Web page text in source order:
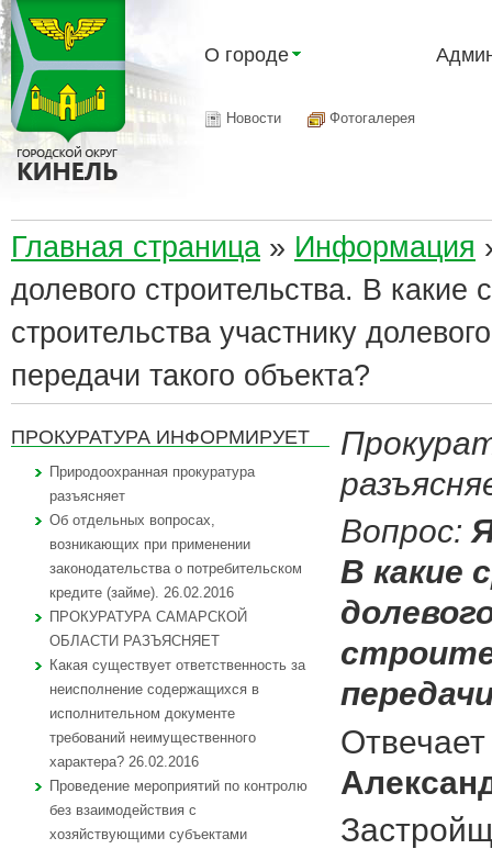
О городе
Новости Фотогалерея
Главная страница » Информация
долевого строительства. В какие
строительства участнику
передачи такого объекта?
ПРОКУРАТУРА ИНФОРМИРУЕТ
Природоохранная прокуратура
разъясняет
Об отдельных вопросах,
возникающих при применении
законодательства о потребительском
кредите (займе). 26.02.2016
ПРОКУРАТУРА САМАРСКОЙ
ОБЛАСТИ РАЗЪЯСНЯЕТ
Какая существует ответственность за
неисполнение содержащихся в
исполнительном документе
требований неимущественного
характера? 26.02.2016
Проведение мероприятий по контролю
без взаимодействия с
хозяйствующими субъектами
Вопрос:
В какие